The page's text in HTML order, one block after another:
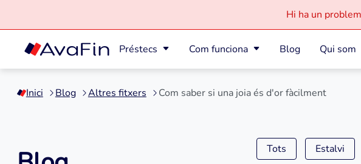
Saltar
contingut
Hi ha un
Préstecs Com funciona Blog Qui som
Inici Blog Altres fitxers Com saber si una joia és d'or fàcilment
Tots Estalvi